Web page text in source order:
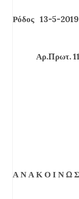
Ρόδος 13-5-2019
Αρ.Πρωτ. 11
Α Ν Α Κ Ο Ι Ν Ω